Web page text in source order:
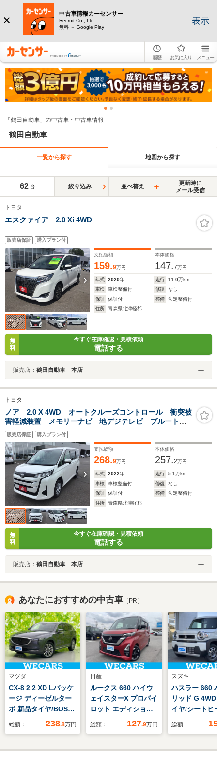
中古車情報カーセンサー
Recruit Co., Ltd.
無料 － Google Play
表示
履歴 お気に入り メニュー
「鶴田自動車」の中古車・中古車情報
鶴田自動車
一覧から探す 地図から探す
62 台 絞り込み 並べ替え
更新時に
メール受信
トヨタ
エスクァイア 2.0 Xi 4WD
販売店保証 購入プラン付
支払総額
159.9万円
本体価格
147.7万円
年式 2020年 走行 11.0万km
車検
車検整備付 修復
なし
保証
保証付 整備
法定整備付
住所
青森県北津軽郡
無
料
今すぐ在庫確認・見積依頼
電話する
販売店： 鶴田自動車 本店
トヨタ
ノア 2.0 X 4WD オートクルーズコントロール 衝突被
害軽減装置 メモリーナビ 地デジテレビ ブルートゥ
ース バックモニター付 レーンキープ LEDヘッド
オートライト 横滑り防止装置 DVD再生 エアバッグ
販売店保証 購入プラン付
支払総額
268.9万円
本体価格
257.2万円
年式 2022年 走行 5.1万km
車検
車検整備付 修復
なし
保証
保証付 整備
法定整備付
住所
青森県北津軽郡
無
料
今すぐ在庫確認・見積依頼
電話する
販売店： 鶴田自動車 本店
あなたにおすすめの中古車 ［PR］
マツダ
CX-8 2.2 XD Lパッケ
ージ ディーゼルター
ボ 新品タイヤ/BOSE/
純正 SDナビ/アイアク
席/360°ビューモニタ
総額： 238.8万円
日産
ルークス 660 ハイウ
ェイスターX プロパイ
ロット エディション
新品タイヤ/純正 9イ
キ/ハンズフリー両側
総額： 127.9万円
スズキ
ハスラー 660
リッド G
イヤ/シートヒ
前席/アイドリ
車/パワーウイ
総額：